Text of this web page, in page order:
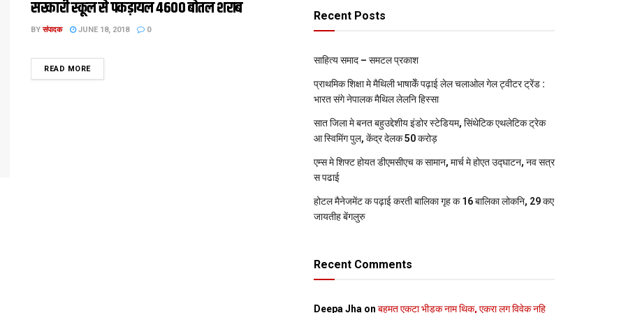
सरकारी स्कूल से पकड़ायल 4600 बोतल शराब
BY संपादक JUNE 18, 2018 0
READ MOREDETAILS
Recent Posts
साहित्य समाद – समटल प्रकाश
प्राथमिक शि‍क्षा मे मैथि‍ली भाषाकेँ पढ़ाई लेल चलाओल गेल ट्वीटर ट्रेंड :
भारत संगे नेपालक मैथिल लेलनि हिस्सा
सात जिला मे बनत बहुउद्देशीय इंडोर स्‍टेडि‍यम, सिंथेटिक एथलेटिक ट्रेक
आ स्विमिंग पुल, केंद्र देलक 50 करोड़
एम्स मे शिफ्ट होयत डीएमसीएच क सामान, मार्च मे होएत उद्घाटन, नव सत्र
स पढाई
होटल मैनेजमेंट क पढ़ाई करती बालिका गृह क 16 बालिका लोकनि, 29 कए
जायतीह बेंगलुरु
Recent Comments
Deepa Jha on बहुमत एकटा भीड़क नाम थिक, एकरा लग विवेक नहि